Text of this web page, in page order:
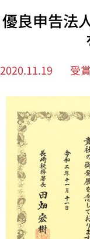
優良申告法
2020.11.19 受